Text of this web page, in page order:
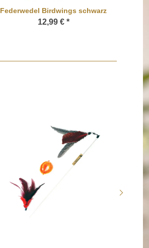
Federwedel Birdwings schwarz
12,99 € *